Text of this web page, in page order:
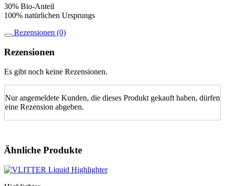
30% Bio-Anteil
100% natürlichen Ursprungs
Rezensionen (0)
Rezensionen
Es gibt noch keine Rezensionen.
Nur angemeldete Kunden, die dieses Produkt gekauft haben, dürfen
eine Rezension abgeben.
Ähnliche Produkte